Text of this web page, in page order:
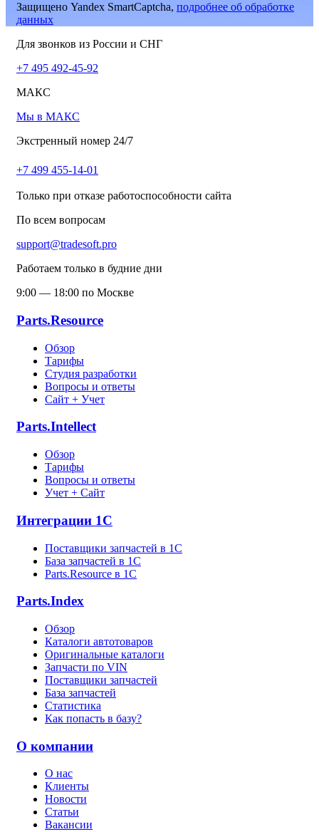
Защищено Yandex SmartCaptcha, подробнее об обработке
данных
Для звонков из России и СНГ
+7 495 492-45-92
МАКС
Мы в МАКС
Экстренный номер 24/7
+7 499 455-14-01
Только при отказе работоспособности сайта
По всем вопросам
support@tradesoft.pro
Работаем только в будние дни
9:00 — 18:00 по Москве
Parts.Resource
Обзор
Тарифы
Студия разработки
Вопросы и ответы
Сайт + Учет
Parts.Intellect
Обзор
Тарифы
Вопросы и ответы
Учет + Сайт
Интеграции 1С
Поставщики запчастей в 1C
База запчастей в 1С
Parts.Resource в 1C
Parts.Index
Обзор
Каталоги автотоваров
Оригинальные каталоги
Запчасти по VIN
Поставщики запчастей
База запчастей
Статистика
Как попасть в базу?
О компании
О нас
Клиенты
Новости
Статьи
Вакансии